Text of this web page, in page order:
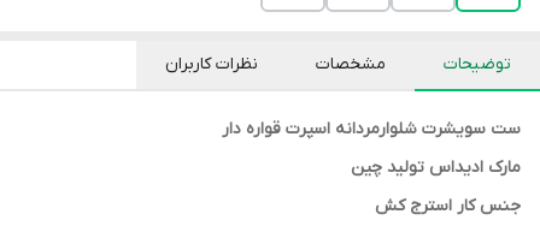
توضیحات مشخصات نظرات کاربران
ست سویشرت شلوارمردانه اسپرت قواره دار
مارک ادیداس تولید چین
جنس کار استرج کش